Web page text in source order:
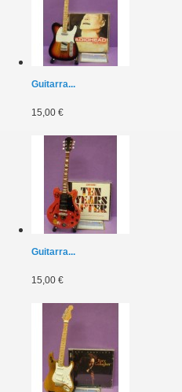
Guitarra...
15,00 €
Guitarra...
15,00 €